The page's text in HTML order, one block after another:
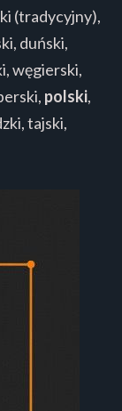
(tradycyjny),
duński,
węgierski,
polski,
tajski,